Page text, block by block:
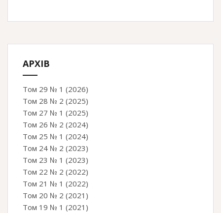
АРХІВ
Том 29 № 1 (2026)
Том 28 № 2 (2025)
Том 27 № 1 (2025)
Том 26 № 2 (2024)
Том 25 № 1 (2024)
Том 24 № 2 (2023)
Том 23 № 1 (2023)
Том 22 № 2 (2022)
Том 21 № 1 (2022)
Том 20 № 2 (2021)
Том 19 № 1 (2021)